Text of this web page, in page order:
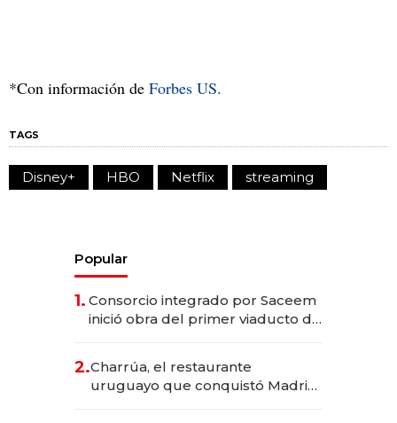
*Con información de Forbes US.
TAGS
Disney+ HBO Netflix streaming
Popular
1. Consorcio integrado por Saceem
inició obra del primer viaducto de
millones
2.Charrúa, el restaurante
uruguayo que conquistó Madrid: